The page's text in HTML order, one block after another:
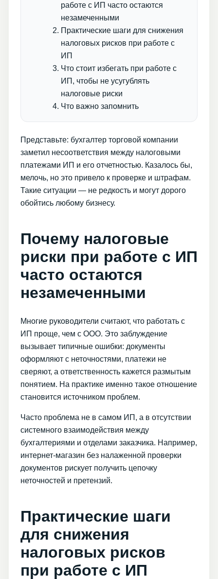
работе с ИП часто остаются
незамеченными
Практические шаги для снижения
налоговых рисков при работе с
ИП
Что стоит избегать при работе с
ИП, чтобы не усугублять
налоговые риски
Что важно запомнить
Представьте: бухгалтер торговой компании
заметил несоответствия между налоговыми
платежами ИП и его отчетностью. Казалось бы,
мелочь, но это привело к проверке и штрафам.
Такие ситуации — не редкость и могут дорого
обойтись любому бизнесу.
Почему налоговые
риски при работе с ИП
часто остаются
незамеченными
Многие руководители считают, что работать с
ИП проще, чем с ООО. Это заблуждение
вызывает типичные ошибки: документы
оформляют с неточностями, платежи не
сверяют, а ответственность кажется размытым
понятием. На практике именно такое отношение
становится источником проблем.
Часто проблема не в самом ИП, а в отсутствии
системного взаимодействия между
бухгалтериями и отделами заказчика. Например,
интернет-магазин без налаженной проверки
документов рискует получить цепочку
неточностей и претензий.
Практические шаги
для снижения
налоговых рисков
при работе с ИП